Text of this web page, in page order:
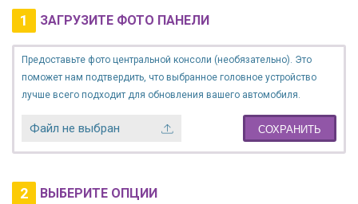
1 ЗАГРУЗИТЕ ФОТО ПАНЕЛИ
Предоставьте фото центральной консоли (необязательно). Это
поможет нам подтвердить, что выбранное головное устройство
лучше всего подходит для обновления вашего автомобиля.
Файл не выбран СОХРАНИТЬ
2 ВЫБЕРИТЕ ОПЦИИ